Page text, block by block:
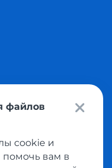
покупок с интернет
права защищены
файлов
cookie и
помочь вам в